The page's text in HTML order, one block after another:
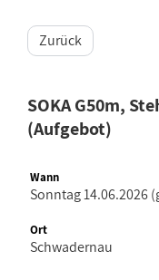
Zurück
SOKA G50m,
(Aufgebot)
Wann
Sonntag 14.06.2026
Ort
Schwadernau